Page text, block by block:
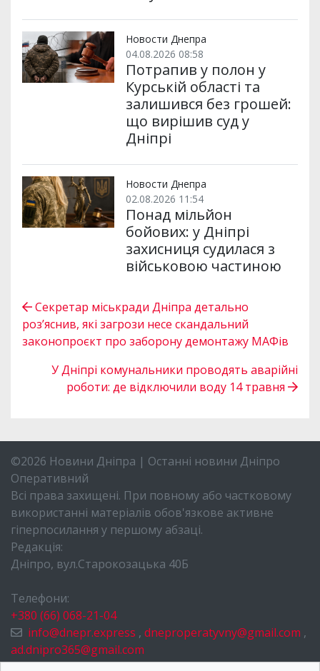
Новости Днепра
04.08.2026 08:58
Потрапив у полон у
Курській області та
залишився без грошей:
що вирішив суд у
Дніпрі
Новости Днепра
02.08.2026 11:54
Понад мільйон
бойових: у Дніпрі
захисниця судилася з
військовою частиною
Секретар міськради Дніпра детально
розʼяснив, які загрози несе скандальний
законопроєкт про заборону демонтажу МАФів
У Дніпрі комунальники проводять аварійні
роботи: де відключили воду 14 травня
©2026 Новини Дніпра | Останні новини Дніпро
Оперативний
Всі права захищені. При повному або частковому
використанні матеріалів обов'язкове активне
гіперпосилання у першому абзаці.
Редакція:
Дніпро, вул.Старокозацька 40Б
Телефони:
+380 (66) 068-21-04
info@dnepr.express , dneproperatyvny@gmail.com ,
ad.dnipro365@gmail.com